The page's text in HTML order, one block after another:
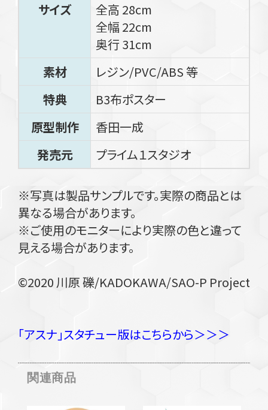
サイズ
全高 28cm
全幅 22cm
奥行 31cm
素材
レジン/PVC/ABS 等
特典
B3布ポスター
原型制作
香田一成
発売元
プライム１スタジオ
※写真は製品サンプルです。実際の商品とは
異なる場合があります。
※ご使用のモニターにより実際の色と違って
見える場合があります。
©2020 川原 礫/KADOKAWA/SAO-P Project
「アスナ」スタチュー版はこちらから＞＞＞
関連商品